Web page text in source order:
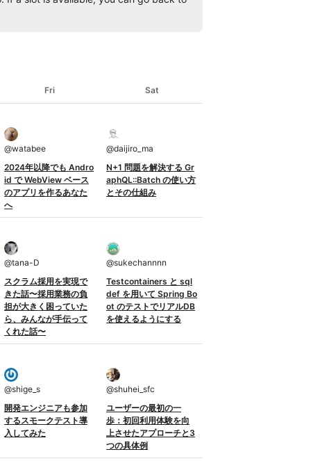
Fri Sat
@watabee
2024年以降でも Andro
id で WebView ベース
のアプリを作るあなた
へ
@daijiro_ma
N+1 問題を解決する Gr
aphQL::Batch の使い方
とその仕組み
@tana-D
スクラム採用を実現で
きた話〜採用業務の負
担が大きく困っていた
ら、みんなが手伝って
くれた話〜
@sukechannnn
Testcontainers と sql
def を用いて Spring Bo
ot のテストでリアルDB
を使えるようにする
@shige_s
開発エンジニアも参加
するスモークテスト導
入してみた
@shuhei_sfc
ユーザーの最初の一
歩：初回利用体験を向
上させたアプローチと3
つの具体例